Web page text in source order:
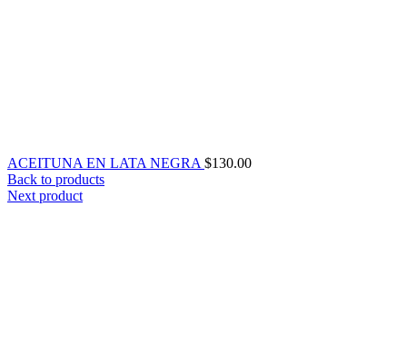
ACEITUNA EN LATA NEGRA $130.00
Back to products
Next product